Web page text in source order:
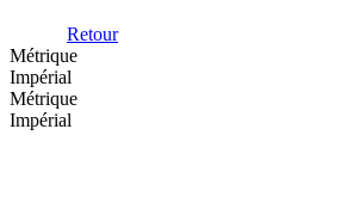
Retour
Métrique
Impérial
Métrique
Impérial